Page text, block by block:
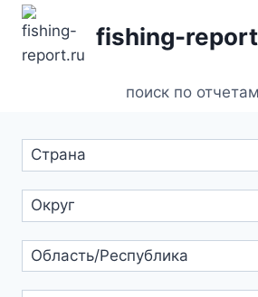
Перейти
содержанию
fishing-
поиск по отчетам
Выбрать
текст
ридер